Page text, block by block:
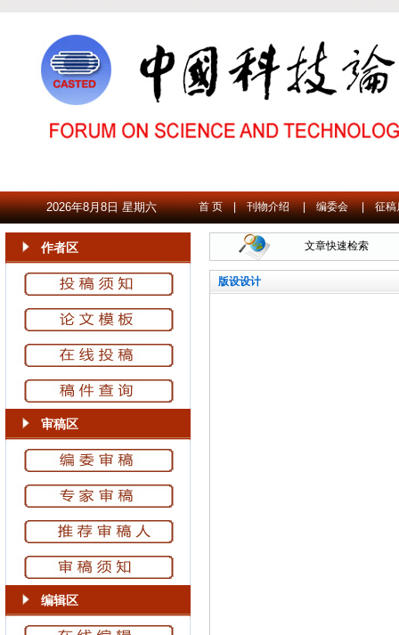
2026年8月8日 星期六 首 页 | 刊物介绍 | 编委会 | 征稿
作者区
审稿区
编辑区
文章快速检索
版设设计